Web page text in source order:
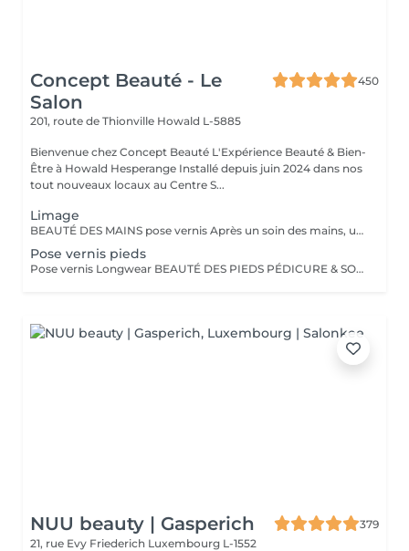
Concept Beauté - Le
Salon
450
201, route de Thionville Howald L-5885
Bienvenue chez Concept Beauté L'Expérience Beauté & Bien-
Être à Howald Hesperange Installé depuis juin 2024 dans nos
tout nouveaux locaux au Centre S...
Limage
BEAUTÉ DES MAINS pose vernis Après un soin des mains, une pose vernis : Limage et mise en forme des ongles Application d'un vernis Longwear ProNails longue tenue ou semi-permanent (en option) Une pause bien-être idéale pour retrouver des mains soignées et élégantes.
Pose vernis pieds
Pose vernis Longwear BEAUTÉ DES PIEDS PÉDICURE & SOINS EXPERTS Nos soins des pieds sont conçus pour allier esthétique et bien-être, en apportant confort, douceur et élégance à vos pieds. Tous nos soins sont réalisés dans des cabines dédiées, équipées de fauteuils Pedi Spa avec bain de pieds intégré, pour une expérience alliant détente et expertise. Nous utilisons les produits spécifiques de la toute nouvelle gamme pieds de ProNails, formulée pour nourrir, réparer et protéger vos pieds en profondeur.
NUU beauty | Gasperich
379
21, rue Evy Friederich Luxembourg L-1552